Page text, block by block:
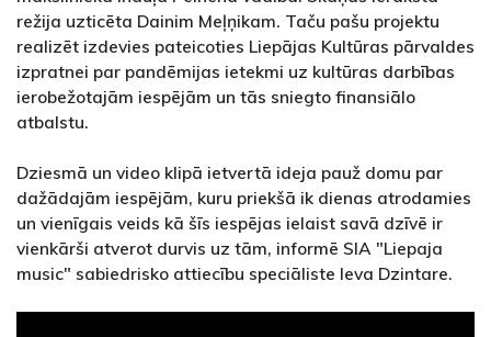
režija uzticēta Dainim Meļņikam. Taču pašu projektu
realizēt izdevies pateicoties Liepājas Kultūras pārvaldes
izpratnei par pandēmijas ietekmi uz kultūras darbības
ierobežotajām iespējām un tās sniegto finansiālo
atbalstu.
Dziesmā un video klipā ietvertā ideja pauž domu par
dažādajām iespējām, kuru priekšā ik dienas atrodamies
un vienīgais veids kā šīs iespējas ielaist savā dzīvē ir
vienkārši atverot durvis uz tām, informē SIA "Liepaja
music" sabiedrisko attiecību speciāliste Ieva Dzintare.